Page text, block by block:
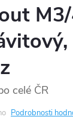
celé ČR
Podrobnosti